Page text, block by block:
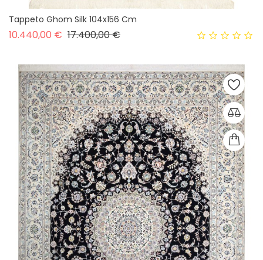
Tappeto Ghom Silk 104x156 Cm
10.440,00 € Prezzo base
17.400,00 €Prezzo